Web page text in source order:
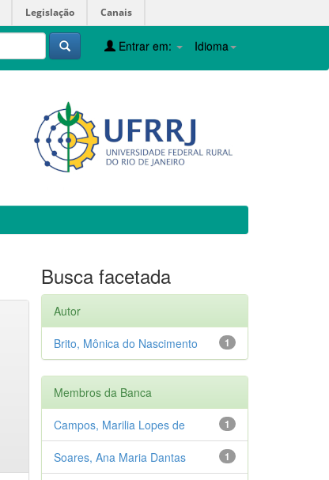
Legislação Canais
Idioma
Entrar em:
Busca facetada
Autor
1
Brito, Mônica do Nascimento
Membros da Banca
1
Campos, Marilia Lopes de
1
Soares, Ana Maria Dantas